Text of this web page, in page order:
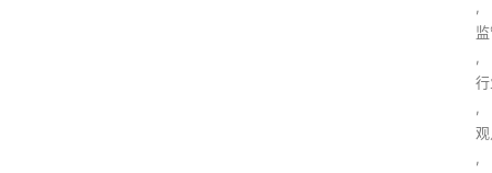
,
,
,
,